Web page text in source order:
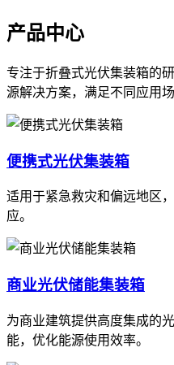
产品中心
专注于折叠式光伏集装箱的
源解决方案，满足不同应用场
便携式光伏集装箱
适用于紧急救灾和偏远地区
应。
商业光伏储能集装箱
为商业建筑提供高度集成的
能，优化能源使用效率。